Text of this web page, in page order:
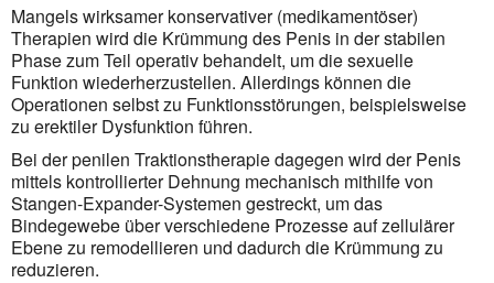
Mangels wirksamer konservativer (medikamentöser)
Therapien wird die Krümmung des Penis in der stabilen
Phase zum Teil operativ behandelt, um die sexuelle
Funktion wiederherzustellen. Allerdings können die
Operationen selbst zu Funktionsstörungen, beispielsweise
zu erektiler Dysfunktion führen.
Bei der penilen Traktionstherapie dagegen wird der Penis
mittels kontrollierter Dehnung mechanisch mithilfe von
Stangen-Expander-Systemen gestreckt, um das
Bindegewebe über verschiedene Prozesse auf zellulärer
Ebene zu remodellieren und dadurch die Krümmung zu
reduzieren.